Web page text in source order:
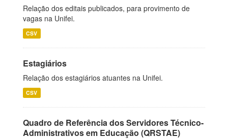
Relação dos editais publicados, para provimento de
vagas na Unifei.
CSV
Estagiários
Relação dos estagiários atuantes na Unifei.
CSV
Quadro de Referência dos Servidores Técnico-
Administrativos em Educação (QRSTAE)